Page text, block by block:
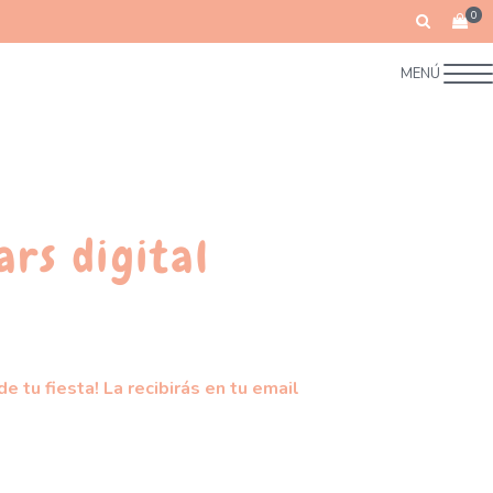
0
MENÚ
digital
tu fiesta! La recibirás en tu email